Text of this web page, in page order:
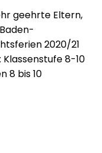
geehrte Eltern,
2020/21
8-10
8 bis 10